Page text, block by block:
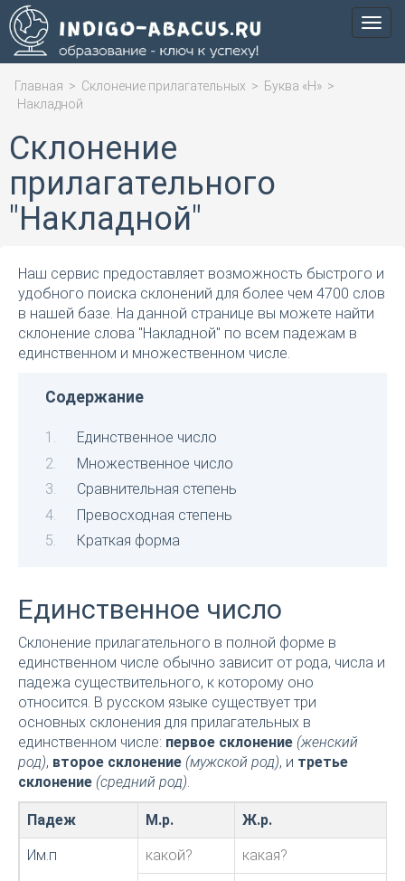
Меню
Главная > Склонение прилагательных > Буква «Н» >
Накладной
Склонение
прилагательного
"Накладной"
Наш сервис предоставляет возможность быстрого и
удобного поиска склонений для более чем 4700 слов
в нашей базе. На данной странице вы можете найти
склонение слова "Накладной" по всем падежам в
единственном и множественном числе.
Содержание
Единственное число
Множественное число
Сравнительная степень
Превосходная степень
Краткая форма
Единственное число
Склонение прилагательного в полной форме в
единственном числе обычно зависит от рода, числа и
падежа существительного, к которому оно
относится. В русском языке существует три
основных склонения для прилагательных в
единственном числе: первое склонение (женский
род), второе склонение (мужской род), и третье
склонение (средний род).
Падеж М.р. Ж.р.
Им.п какой? какая?